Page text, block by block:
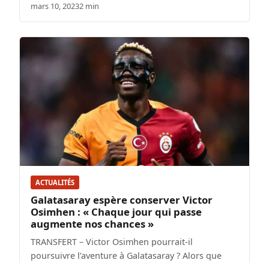
mars 10, 20232 min
ACTUALITÉS
Galatasaray espère conserver Victor
Osimhen : « Chaque jour qui passe
augmente nos chances »
TRANSFERT – Victor Osimhen pourrait-il
poursuivre l’aventure à Galatasaray ? Alors que